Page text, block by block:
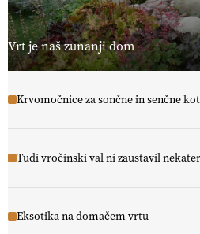
Vrt je naš zunanji dom
Krvomočnice za sončne in senčne
Tudi vročinski val ni zaustavil
Eksotika na domačem vrtu